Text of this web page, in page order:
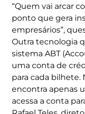
“Quem vai arcar
ponto que gera
empresários”,
Outra tecnologia
sistema ABT
uma conta de
para cada bilhete.
encontra apenas
acessa a conta